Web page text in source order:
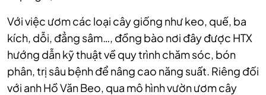
Với việc ươm các loại cây giống như keo, quế, ba
kích, dỗi, đẳng sâm…, đồng bào nơi đây được HTX
hướng dẫn kỹ thuật về quy trình chăm sóc, bón
phân, trị sâu bệnh để nâng cao năng suất. Riêng đối
với anh Hồ Văn Beo, qua mô hình vườn ươm cây